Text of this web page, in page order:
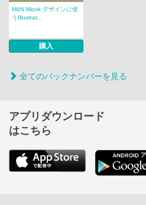
MdN Mook デザインに使
うIllustrat...
購入
全てのバックナンバーを見る
アプリダウンロード
はこちら